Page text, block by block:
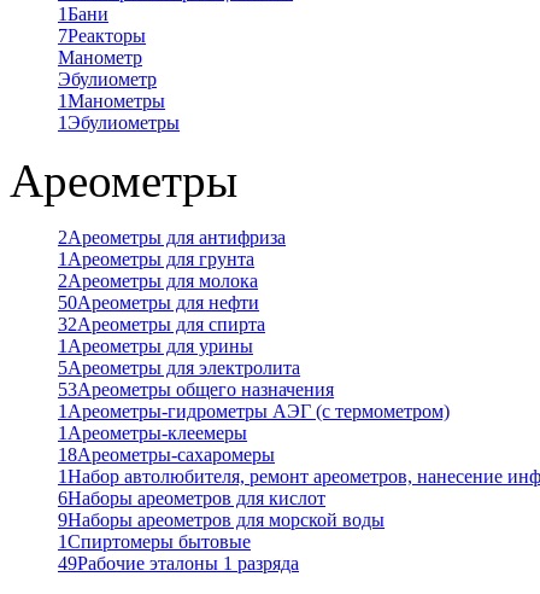
1Бани
7Реакторы
Манометр
Эбулиометр
1Манометры
1Эбулиометры
Ареометры
2Ареометры для антифриза
1 Ареометры для грунта
2Ареометры для молока
50Ареометры для нефти
32Ареометры для спирта
1 Ареометры для урины
5Ареометры для электролита
53Ареометры общего назначения
1 Ареометры-гидрометры АЭГ (с термометром)
1 Ареометры-клеемеры
18Ареометры-сахаромеры
1Набор автолюбителя, ремонт ареометров, нанесение
6Наборы ареометров для кислот
9Наборы ареометров для морской воды
1Спиртомеры бытовые
49Рабочие эталоны 1 разряда